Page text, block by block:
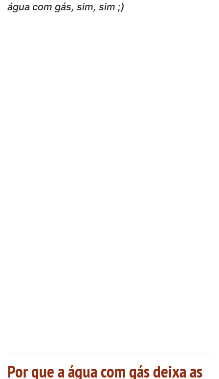
água com gás, sim, sim ;)
Por que a água com gás deixa as